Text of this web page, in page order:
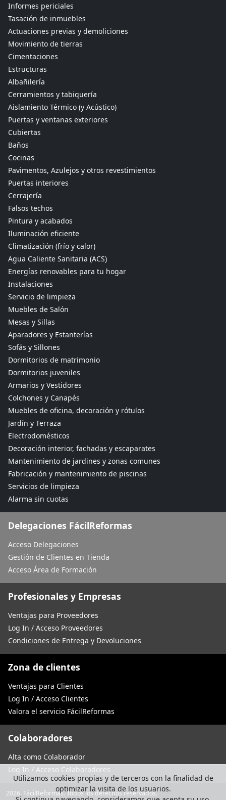
Utilizamos cookies propias y de terceros con la finalidad de
optimizar la visita de los usuarios.
Informes periciales
Tasación de inmuebles
Actuaciones previas y demoliciones
Movimiento de tierras
Cimentaciones
Estructuras
Albañilería
Cerramientos y tabiquería
Aislamiento Térmico (y Acústico)
Puertas y ventanas exteriores
Cubiertas
Baños
Cocinas
Pavimentos, Azulejos y otros revestimientos
Puertas interiores
Cerrajería
Falsos techos
Pintura y acabados
Iluminación eficiente
Climatización (frío y calor)
Agua Caliente Sanitaria (ACS)
Energías renovables para tu hogar
Instalaciones
Servicio de limpieza
Muebles de Salón
Mesas y Sillas
Aparadores y Estanterías
Sofás y Sillones
Dormitorios de matrimonio
Dormitorios juveniles
Armarios y Vestidores
Colchones y Canapés
Muebles de oficina, decoración y rótulos
Jardín y Terraza
Electrodomésticos
Decoración interior, fachadas y escaparates
Mantenimiento de jardines y zonas comunes
Fabricación y mantenimiento de piscinas
Servicios de limpieza
Alarma sin cuotas
Delegaciones FácilReformas
Acceso Delegaciones
Gestión de Clientes en Tienda
Acceso Área de Formación
Profesionales y Empresas
Ventajas para Proveedores
Log In / Acceso Proveedores
Condiciones de Entrega y Devoluciones
Zona de clientes
Ventajas para Clientes
Log In / Acceso Clientes
Valora el servicio FácilReformas
Colaboradores
Alta como Colaborador
Log In / Acceso Colaboradores
2026. FácilReformas. Todos los derechos reservados.